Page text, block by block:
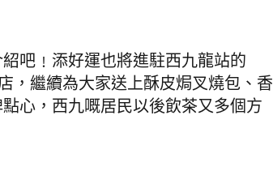
吧﹗添好運也將進駐西九龍站的
，繼續為大家送上酥皮焗叉燒包、香
心，西九嘅居民以後飲茶又多個方